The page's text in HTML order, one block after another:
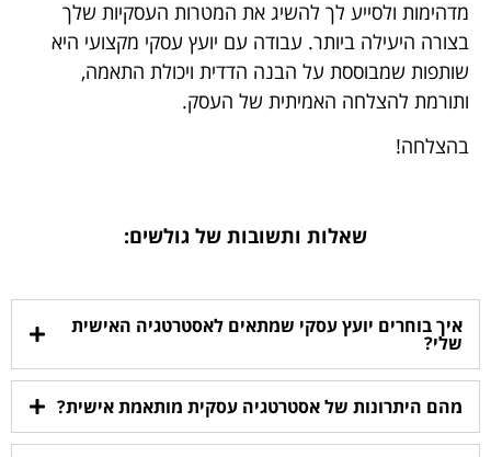
מדהימות ולסייע לך להשיג את המטרות העסקיות שלך
בצורה היעילה ביותר. עבודה עם יועץ עסקי מקצועי היא
שותפות שמבוססת על הבנה הדדית ויכולת התאמה,
ותורמת להצלחה האמיתית של העסק.
בהצלחה!
שאלות ותשובות של גולשים:
איך בוחרים יועץ עסקי שמתאים לאסטרטגיה האישית
שלי?
מהם היתרונות של אסטרטגיה עסקית מותאמת אישית?